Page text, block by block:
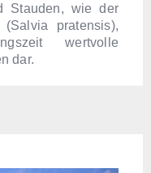
Stauden, wie der
pratensis),
wertvolle
dar.